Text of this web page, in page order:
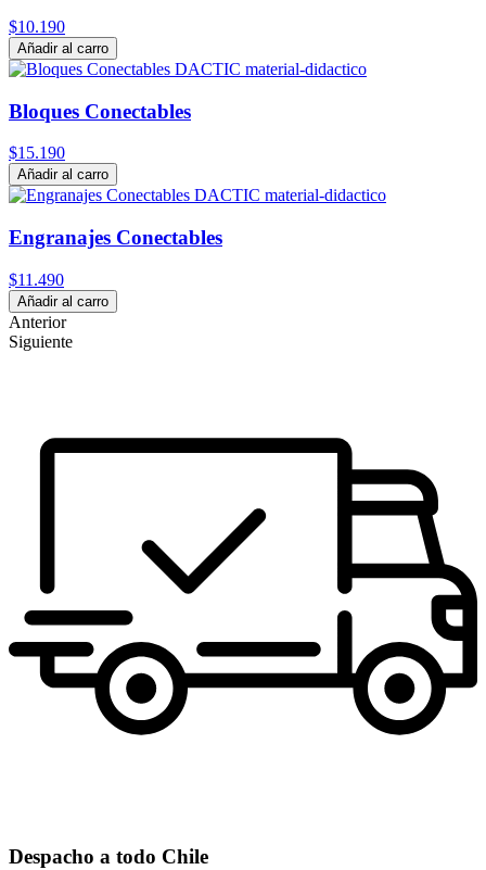
$10.190
Añadir al carro
Bloques Conectables
$15.190
Añadir al carro
Engranajes Conectables
$11.490
Añadir al carro
Anterior
Siguiente
Despacho a todo Chile